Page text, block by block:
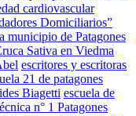
cardiovascular
Domiciliarios”
municipio de Patagones
Sativa en Viedma
escritores y escritoras
21 de patagones
Biagetti escuela de
n° 1 Patagones